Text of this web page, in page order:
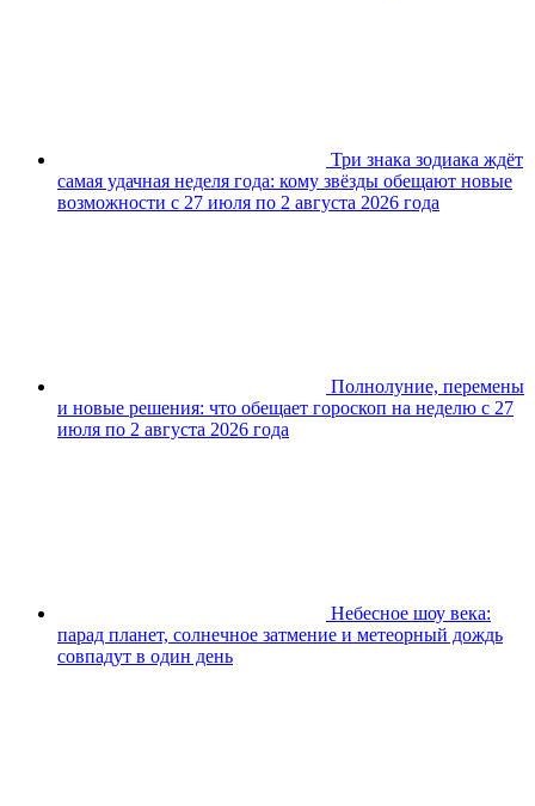
Три знака зодиака ждёт
самая удачная неделя года: кому звёзды обещают новые
возможности с 27 июля по 2 августа 2026 года
Полнолуние, перемены
и новые решения: что обещает гороскоп на неделю с 27
июля по 2 августа 2026 года
Небесное шоу века:
парад планет, солнечное затмение и метеорный дождь
совпадут в один день